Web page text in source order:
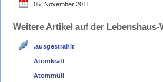
05. November 2011
Weitere Artikel auf der
.ausgestrahlt
Atomkraft
Atommüll